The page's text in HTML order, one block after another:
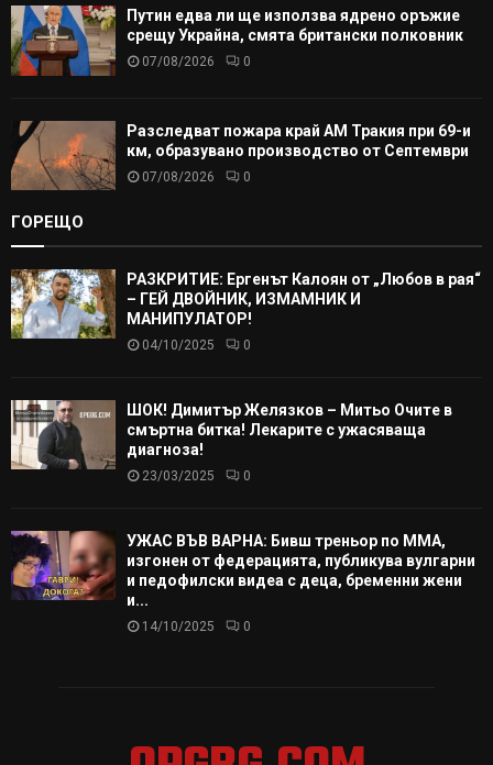
Путин едва ли ще използва ядрено оръжие
срещу Украйна, смята британски полковник
07/08/2026 0
Разследват пожара край АМ Тракия при 69-и
км, образувано производство от Септември
07/08/2026 0
ГОРЕЩО
РАЗКРИТИЕ: Ергенът Калоян от „Любов в рая“
– ГЕЙ ДВОЙНИК, ИЗМАМНИК И
МАНИПУЛАТОР!
04/10/2025 0
ШОК! Димитър Желязков – Митьо Очите в
смъртна битка! Лекарите с ужасяваща
диагноза!
23/03/2025 0
УЖАС ВЪВ ВАРНА: Бивш треньор по ММА,
изгонен от федерацията, публикува вулгарни
и педофилски видеа с деца, бременни жени
и...
14/10/2025 0